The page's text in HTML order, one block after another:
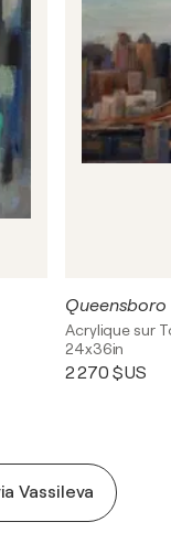
Queensboro
Acrylique sur
24x36in
2 270 $US
Vassileva